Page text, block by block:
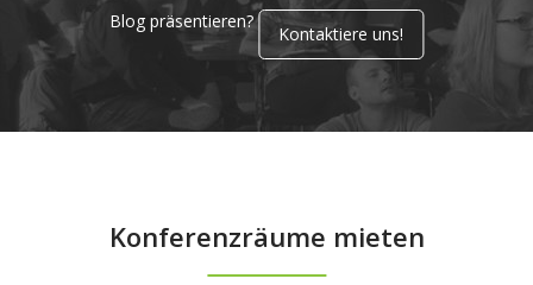
Blog präsentieren?
Kontaktiere uns!
Konferenzräume mieten